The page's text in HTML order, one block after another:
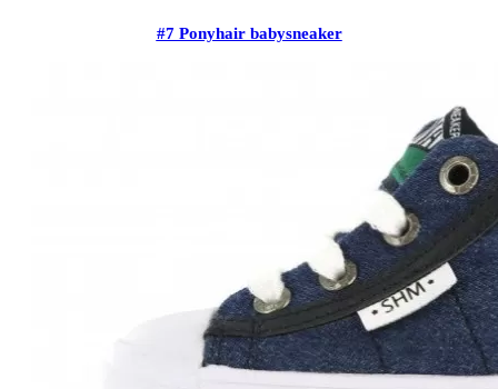
#7 Ponyhair babysneaker